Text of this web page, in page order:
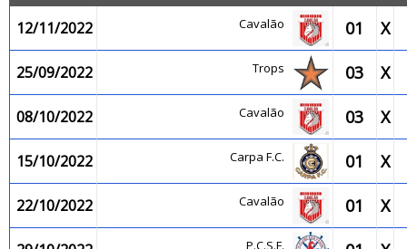
12/11/2022
Cavalão 01 X
25/09/2022 Trops 03 X
08/10/2022 Cavalão 03 X
15/10/2022 Carpa F.C. 01 X
22/10/2022 Cavalão 01 X
P.C.S.F.